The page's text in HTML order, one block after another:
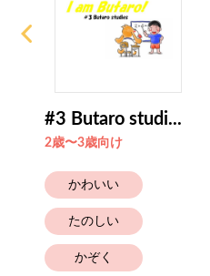
#3 Butaro studi...
2歳〜3歳向け
かわいい
たのしい
かぞく